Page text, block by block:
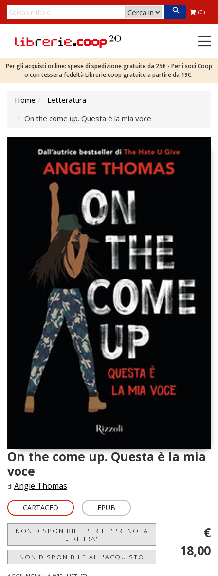
(0)
Per gli acquisti online: spese di spedizione gratuite da 25€ - Per i soci Coop
o con tessera fedeltà Librerie.coop gratuite a partire da 19€.
Home
Letteratura
On the come up. Questa è la mia voce
On the come up. Questa è la mia
voce
di Angie Thomas
CARTACEO EPUB
NON DISPONIBILE PER IL 'PRENOTA
E RITIRA'
NON DISPONIBILE ALL'ACQUISTO
€
18,00